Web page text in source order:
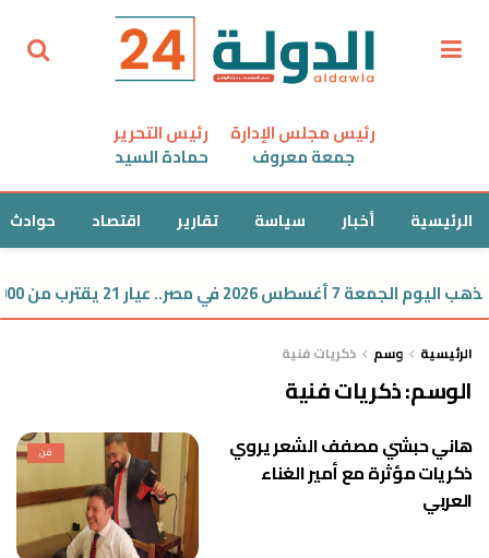
رئيس مجلس الإدارة
جمعة معروف
رئيس التحرير
حمادة السيد
الرئيسية أخبار سياسة تقارير اقتصاد حوادث
7 أغسطس 2026 في مصر.. عيار 21 يقترب من 6000 جنيه
الرئيسية وسم ذكريات فنية
الوسم:ذكريات فنية
فن
هاني حبشي مصفف الشعر يروي
ذكريات مؤثرة مع أمير الغناء
العربي